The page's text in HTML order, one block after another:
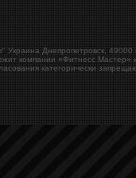
Украина Днепропетровск, 49000
компании «Фитнесс Мастер»
категорически